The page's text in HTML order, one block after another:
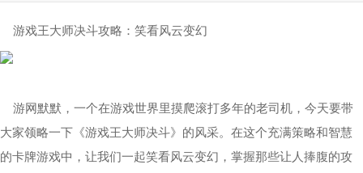
游戏王大师决斗攻略：笑看风云变幻
游网默默，一个在游戏世界里摸爬滚打多年的老司机，今天要带
大家领略一下《游戏王大师决斗》的风采。在这个充满策略和智慧
的卡牌游戏中，让我们一起笑看风云变幻，掌握那些让人捧腹的攻